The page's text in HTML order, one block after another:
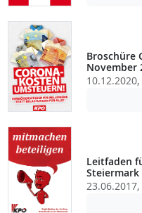
Broschüre
November
Leitfaden
Steiermark
23.06.2017,